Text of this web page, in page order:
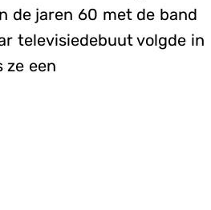
de jaren 60 met de band
televisiedebuut volgde in
ze een